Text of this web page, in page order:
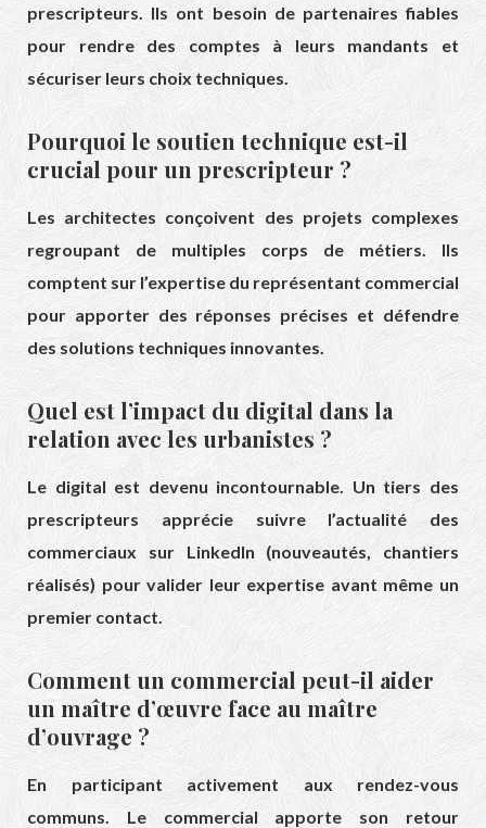
prescripteurs. Ils ont besoin de partenaires fiables
pour rendre des comptes à leurs mandants et
sécuriser leurs choix techniques.
Pourquoi le soutien technique est-il
crucial pour un prescripteur ?
Les architectes conçoivent des projets complexes
regroupant de multiples corps de métiers. Ils
comptent sur l’expertise du représentant commercial
pour apporter des réponses précises et défendre
des solutions techniques innovantes.
Quel est l’impact du digital dans la
relation avec les urbanistes ?
Le digital est devenu incontournable. Un tiers des
prescripteurs apprécie suivre l’actualité des
commerciaux sur LinkedIn (nouveautés, chantiers
réalisés) pour valider leur expertise avant même un
premier contact.
Comment un commercial peut-il aider
un maître d’œuvre face au maître
d’ouvrage ?
En participant activement aux rendez-vous
communs. Le commercial apporte son retour